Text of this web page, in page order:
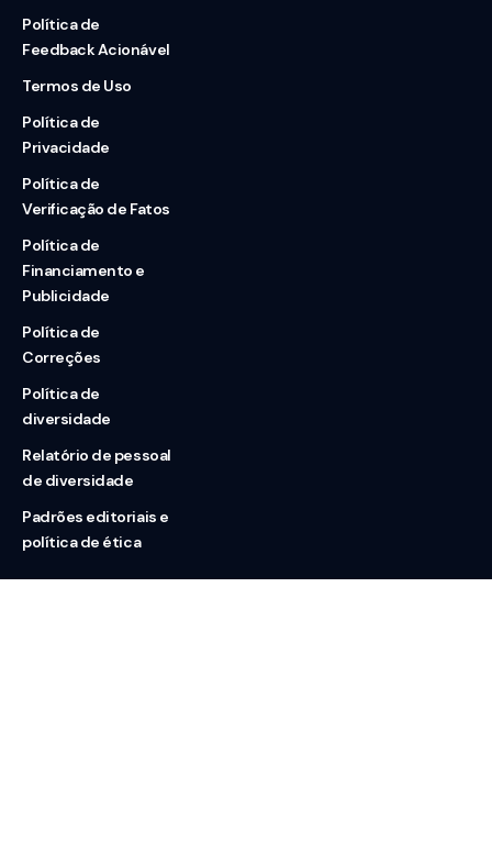
Política de
Feedback Acionável
Termos de Uso
Política de
Privacidade
Política de
Verificação de Fatos
Política de
Financiamento e
Publicidade
Política de
Correções
Política de
diversidade
Relatório de pessoal
de diversidade
Padrões editoriais e
política de ética